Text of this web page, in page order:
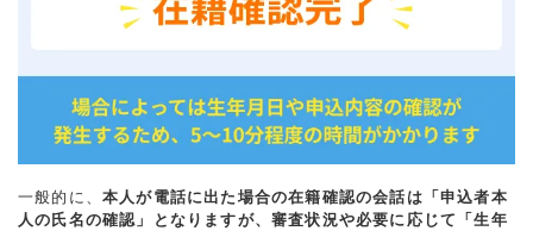
一般的に、 本人が電話に出た場合の在籍確認の会話は「申込者本
人の氏名の確認」となりますが、審査状況や必要に応じて「生年